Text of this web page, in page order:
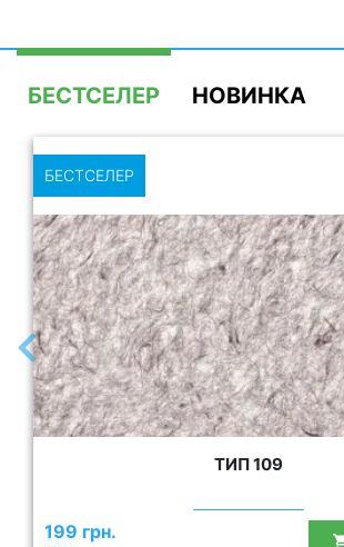
БЕСТСЕЛЕР НОВИНКА
БЕСТСЕЛЕР
ТИП 109
199 грн.